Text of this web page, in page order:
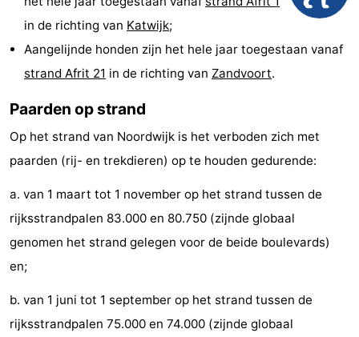
Monumenten
Uitkijkpunten
Attracties
-
Rondvaarten
-
Binnenspeeltuinen
-
Experiences
Wellness
&
Natuur
in de richting van Katwijk;
Aangelijnde honden zijn het hele jaar toegestaan vanaf
strand Afrit 21 in de richting van Zandvoort.
Paarden op strand
Op het strand van Noordwijk is het verboden zich met
paarden (rij- en trekdieren) op te houden gedurende:
a. van 1 maart tot 1 november op het strand tussen de
rijksstrandpalen 83.000 en 80.750 (zijnde globaal
genomen het strand gelegen voor de beide boulevards)
en;
b. van 1 juni tot 1 september op het strand tussen de
rijksstrandpalen 75.000 en 74.000 (zijnde globaal